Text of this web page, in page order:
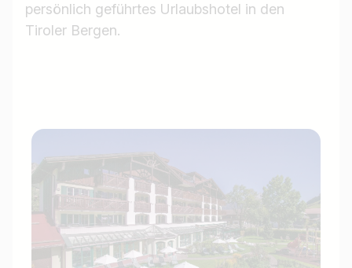
persönlich geführtes Urlaubshotel in den
Tiroler Bergen.